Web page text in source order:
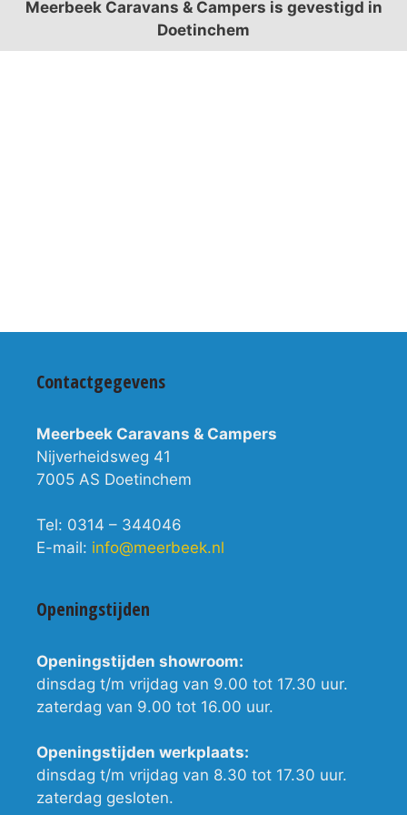
Meerbeek Caravans & Campers is gevestigd in
Doetinchem
Contactgegevens
Meerbeek Caravans & Campers
Nijverheidsweg 41
7005 AS Doetinchem
Tel: 0314 – 344046
E-mail: info@meerbeek.nl
Openingstijden
Openingstijden showroom:
dinsdag t/m vrijdag van 9.00 tot 17.30 uur.
zaterdag van 9.00 tot 16.00 uur.
Openingstijden werkplaats:
dinsdag t/m vrijdag van 8.30 tot 17.30 uur.
zaterdag gesloten.